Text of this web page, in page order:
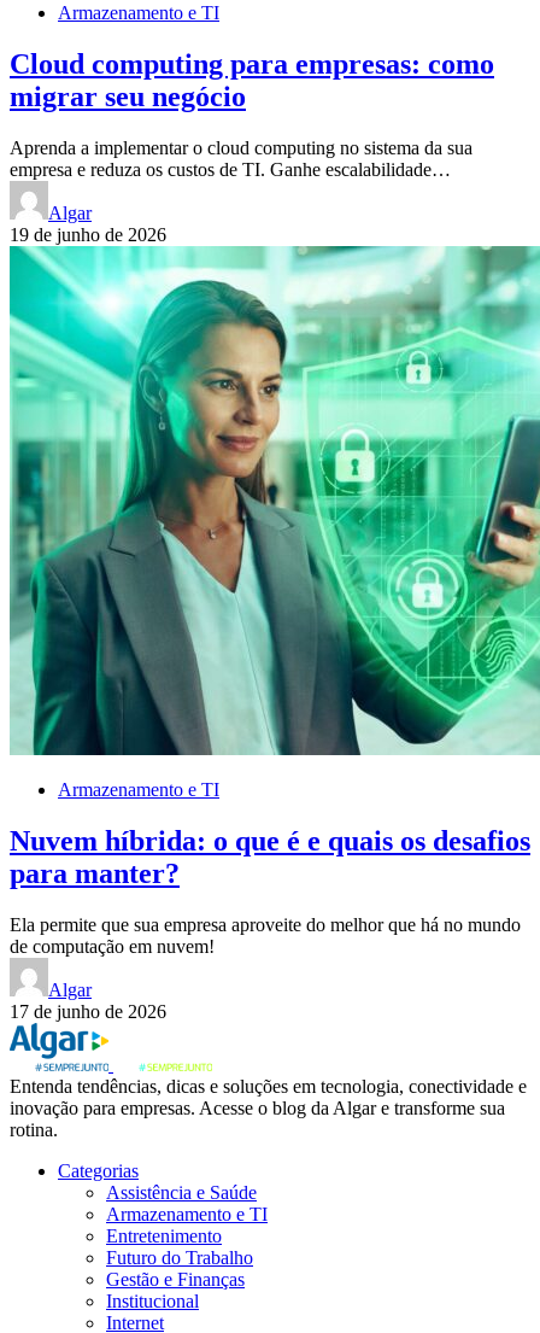
Armazenamento e TI
Cloud computing para empresas: como
migrar seu negócio
Aprenda a implementar o cloud computing no sistema da sua
empresa e reduza os custos de TI. Ganhe escalabilidade…
Algar
19 de junho de 2026
Armazenamento e TI
Nuvem híbrida: o que é e quais os desafios
para manter?
Ela permite que sua empresa aproveite do melhor que há no mundo
de computação em nuvem!
Algar
17 de junho de 2026
Entenda tendências, dicas e soluções em tecnologia, conectividade e
inovação para empresas. Acesse o blog da Algar e transforme sua
rotina.
Categorias
Assistência e Saúde
Armazenamento e TI
Entretenimento
Futuro do Trabalho
Gestão e Finanças
Institucional
Internet